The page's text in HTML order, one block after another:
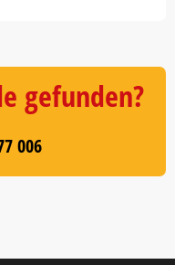
gefunden?
006